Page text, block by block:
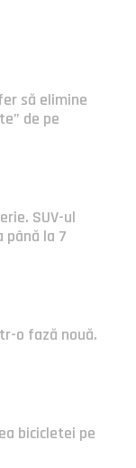
să elimine
de pe
SUV-ul
până la 7
o fază nouă.
bicicletei pe